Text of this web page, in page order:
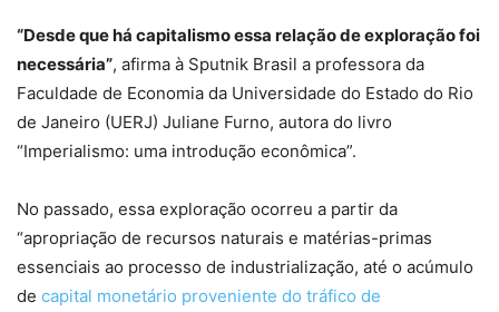
“Desde que há capitalismo essa relação de exploração foi
necessária”, afirma à Sputnik Brasil a professora da
Faculdade de Economia da Universidade do Estado do Rio
de Janeiro (UERJ) Juliane Furno, autora do livro
“Imperialismo: uma introdução econômica”.
No passado, essa exploração ocorreu a partir da
“apropriação de recursos naturais e matérias-primas
essenciais ao processo de industrialização, até o acúmulo
de capital monetário proveniente do tráfico de